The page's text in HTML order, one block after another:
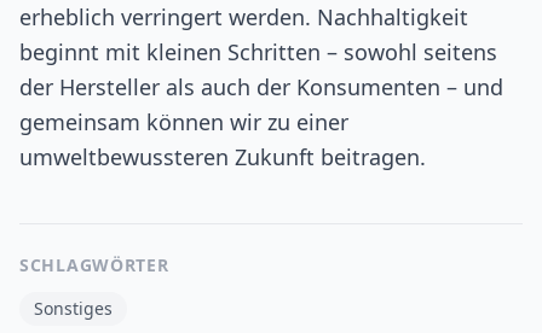
erheblich verringert werden. Nachhaltigkeit
beginnt mit kleinen Schritten – sowohl seitens
der Hersteller als auch der Konsumenten – und
gemeinsam können wir zu einer
umweltbewussteren Zukunft beitragen.
SCHLAGWÖRTER
Sonstiges